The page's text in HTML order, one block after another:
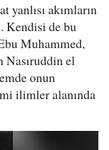
yanlısı akımların
Kendisi de bu
Muhammed,
Nasıruddin el
onun
ilimler alanında